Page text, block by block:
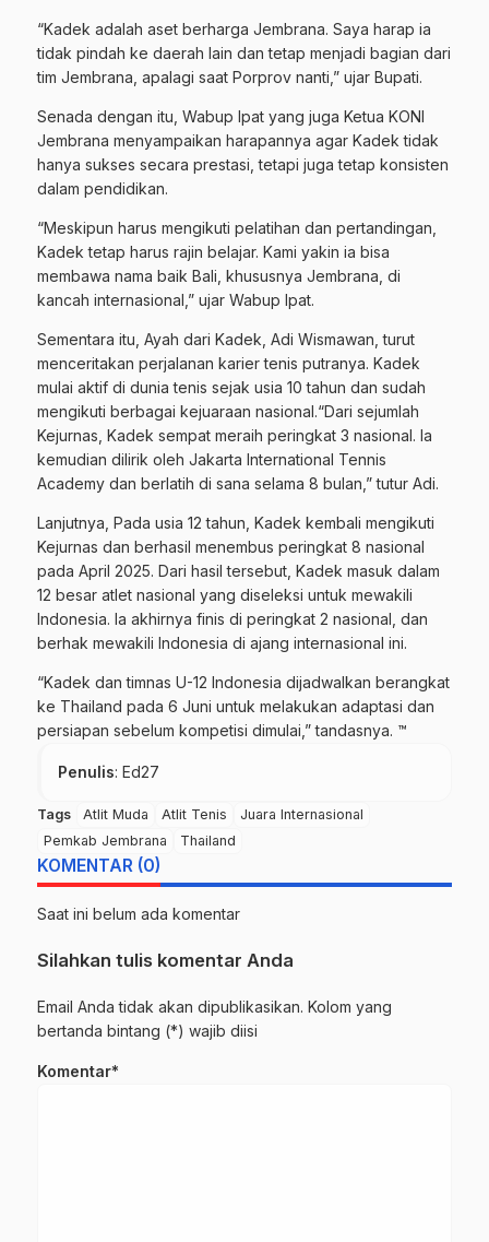
“Kadek adalah aset berharga Jembrana. Saya harap ia
tidak pindah ke daerah lain dan tetap menjadi bagian dari
tim Jembrana, apalagi saat Porprov nanti,” ujar Bupati.
Senada dengan itu, Wabup Ipat yang juga Ketua KONI
Jembrana menyampaikan harapannya agar Kadek tidak
hanya sukses secara prestasi, tetapi juga tetap konsisten
dalam pendidikan.
“Meskipun harus mengikuti pelatihan dan pertandingan,
Kadek tetap harus rajin belajar. Kami yakin ia bisa
membawa nama baik Bali, khususnya Jembrana, di
kancah internasional,” ujar Wabup Ipat.
Sementara itu, Ayah dari Kadek, Adi Wismawan, turut
menceritakan perjalanan karier tenis putranya. Kadek
mulai aktif di dunia tenis sejak usia 10 tahun dan sudah
mengikuti berbagai kejuaraan nasional.“Dari sejumlah
Kejurnas, Kadek sempat meraih peringkat 3 nasional. Ia
kemudian dilirik oleh Jakarta International Tennis
Academy dan berlatih di sana selama 8 bulan,” tutur Adi.
Lanjutnya, Pada usia 12 tahun, Kadek kembali mengikuti
Kejurnas dan berhasil menembus peringkat 8 nasional
pada April 2025. Dari hasil tersebut, Kadek masuk dalam
12 besar atlet nasional yang diseleksi untuk mewakili
Indonesia. Ia akhirnya finis di peringkat 2 nasional, dan
berhak mewakili Indonesia di ajang internasional ini.
“Kadek dan timnas U-12 Indonesia dijadwalkan berangkat
ke Thailand pada 6 Juni untuk melakukan adaptasi dan
persiapan sebelum kompetisi dimulai,” tandasnya. ™
Penulis: Ed27
Tags Atlit Muda Atlit Tenis
Juara Internasional
Pemkab Jembrana
Thailand
KOMENTAR (0)
Saat ini belum ada komentar
Silahkan tulis komentar Anda
Email Anda tidak akan dipublikasikan. Kolom yang
bertanda bintang (*) wajib diisi
Komentar*